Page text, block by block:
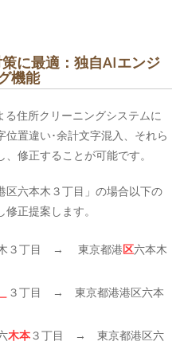
に最適：独自AIエンジ
機能
住所クリーニングシステムに
位置違い･余計文字混入、それら
修正することが可能です。
区六本木３丁目」の場合以下の
正提案します。
３丁目 → 東京都港区六本木
３丁目 → 東京都港港区六本
木本３丁目 → 東京都港区六